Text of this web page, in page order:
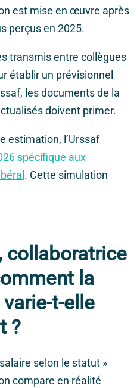
est mise en œuvre après
perçus en 2025.
transmis entre collègues
établir un prévisionnel
les documents de la
doivent primer.
estimation, l’Urssaf
spécifique aux
. Cette simulation
collaboratrice
la
t-elle
?
selon le statut »
compare en réalité